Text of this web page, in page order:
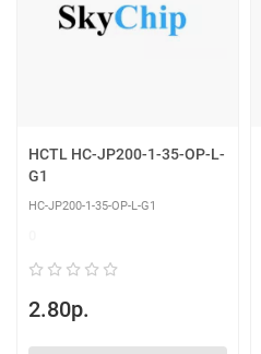
HCTL HC-JP200-1-35-OP-L-
G1
HC-JP200-1-35-OP-L-G1
2.80р.